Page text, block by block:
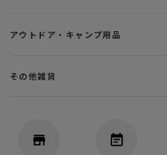
アウトドア・キャンプ用品
その他雑貨